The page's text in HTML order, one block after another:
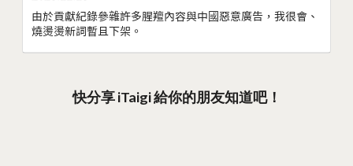
由於貢獻紀錄參雜許多腥羶內容與中國惡意廣告，我很會、
燒燙燙新詞暫且下架。
快分享 iTaigi 給你的朋友知道吧！